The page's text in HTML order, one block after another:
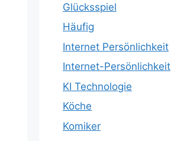
Glücksspiel
Häufig
Internet Persönlichkeit
Internet-Persönlichkeit
KI Technologie
Köche
Komiker